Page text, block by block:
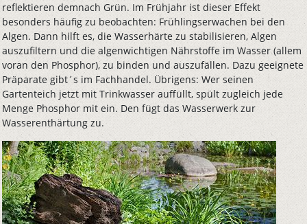
reflektieren demnach Grün. Im Frühjahr ist dieser Effekt
besonders häufig zu beobachten: Frühlingserwachen bei den
Algen. Dann hilft es, die Wasserhärte zu stabilisieren, Algen
auszufiltern und die algenwichtigen Nährstoffe im Wasser (allem
voran den Phosphor), zu binden und auszufällen. Dazu geeignete
Präparate gibt´s im Fachhandel. Übrigens: Wer seinen
Gartenteich jetzt mit Trinkwasser auffüllt, spült zugleich jede
Menge Phosphor mit ein. Den fügt das Wasserwerk zur
Wasserenthärtung zu.